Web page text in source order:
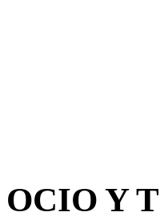
OCIO Y